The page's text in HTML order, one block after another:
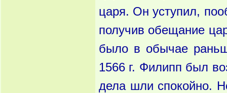
царя. Он уступил,
получив обещание
было в обычае
1566 г. Филипп был
дела шли спокойно.